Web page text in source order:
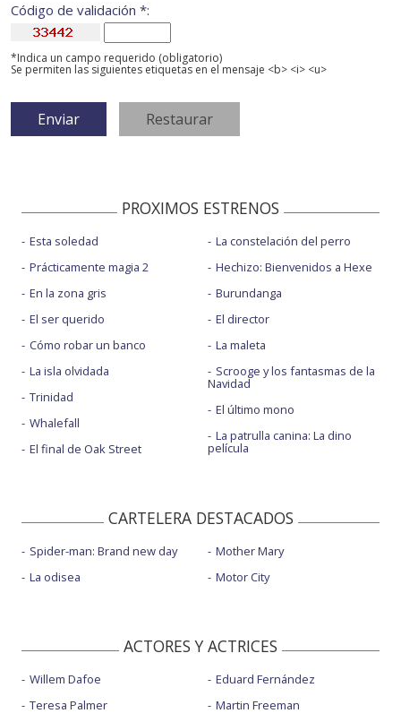
Código de validación *:
*Indica un campo requerido (obligatorio)
Se permiten las siguientes etiquetas en el mensaje <b> <i> <u>
PROXIMOS ESTRENOS
Esta soledad
Prácticamente magia 2
En la zona gris
El ser querido
Cómo robar un banco
La isla olvidada
Trinidad
Whalefall
El final de Oak Street
La constelación del perro
Hechizo: Bienvenidos a Hexe
Burundanga
El director
La maleta
Scrooge y los fantasmas de la
Navidad
El último mono
La patrulla canina: La dino
película
CARTELERA DESTACADOS
Spider-man: Brand new day
La odisea
Mother Mary
Motor City
ACTORES Y ACTRICES
Willem Dafoe
Teresa Palmer
Eduard Fernández
Martin Freeman